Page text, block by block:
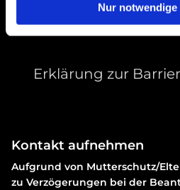
Nur notwendige
Erklärung zur
Kontakt aufnehmen
Aufgrund von Mutterschutz/
zu Verzögerungen bei der